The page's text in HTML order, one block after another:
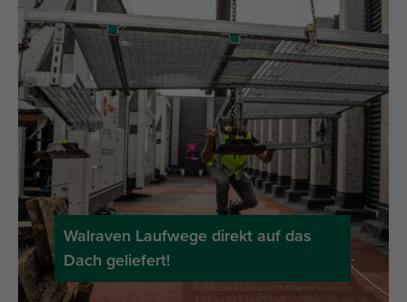
Walraven Laufwege direkt auf das
Dach geliefert!